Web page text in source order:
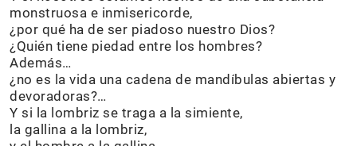
monstruosa e inmisericorde,
¿por qué ha de ser piadoso nuestro Dios?
¿Quién tiene piedad entre los hombres?
Además…
¿no es la vida una cadena de mandíbulas abiertas y
devoradoras?…
Y si la lombriz se traga a la simiente,
la gallina a la lombriz,